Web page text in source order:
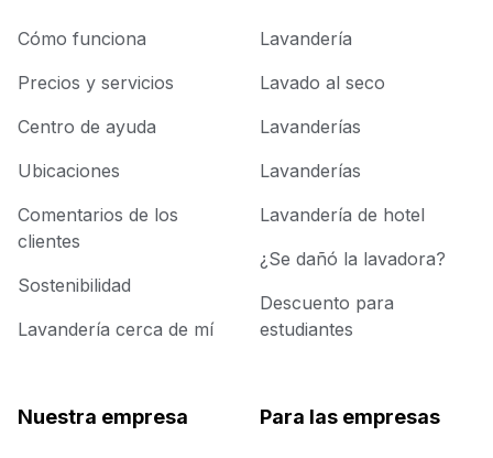
Cómo funciona
Precios y servicios
Centro de ayuda
Ubicaciones
Comentarios de los
clientes
Sostenibilidad
Lavandería cerca de mí
Lavandería
Lavado al seco
Lavanderías
Lavanderías
Lavandería de hotel
¿Se dañó la lavadora?
Descuento para
estudiantes
Nuestra empresa Para las empresas